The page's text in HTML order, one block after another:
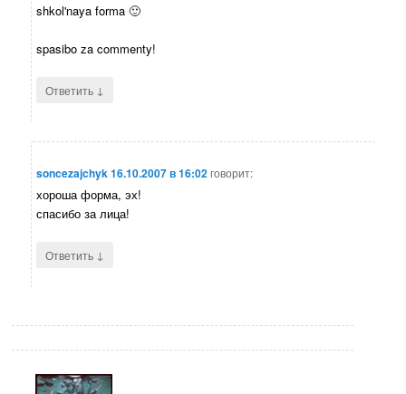
shkol'naya forma 🙂
spasibo za commenty!
Ответить ↓
soncezajchyk16.10.2007 в 16:02говорит:
хороша форма, эх!
спасибо за лица!
Ответить ↓